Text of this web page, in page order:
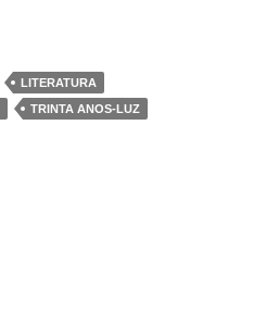
LITERATURA
TRINTA ANOS-LUZ